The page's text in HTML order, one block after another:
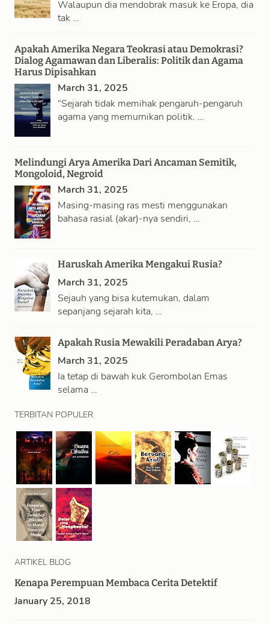
Walaupun dia mendobrak masuk ke Eropa, dia
tak …
Apakah Amerika Negara Teokrasi atau Demokrasi?
Dialog Agamawan dan Liberalis: Politik dan Agama
Harus Dipisahkan
March 31, 2025
“Sejarah tidak memihak pengaruh-pengaruh
agama yang memurnikan politik. …
Melindungi Arya Amerika Dari Ancaman Semitik,
Mongoloid, Negroid
March 31, 2025
Masing-masing ras mesti menggunakan
bahasa rasial (akar)-nya sendiri, …
Haruskah Amerika Mengakui Rusia?
March 31, 2025
Sejauh yang bisa kutemukan, dalam
sepanjang sejarah kita, …
Apakah Rusia Mewakili Peradaban Arya?
March 31, 2025
Ia tetap di bawah kuk Gerombolan Emas
selama …
TERBITAN POPULER
ARTIKEL BLOG
Kenapa Perempuan Membaca Cerita Detektif
January 25, 2018